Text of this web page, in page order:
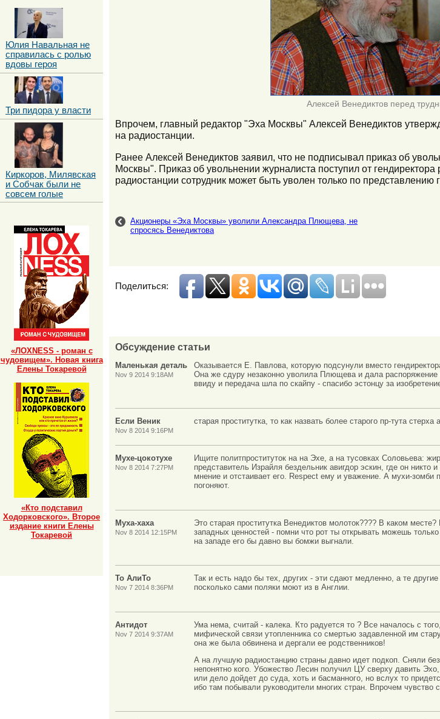
Алексей Венедиктов перед
Впрочем, главный редактор "Эха Москвы" Алексей Венедиктов
на радиостанции.
Ранее Алексей Венедиктов заявил, что не подписывал приказ об
Москвы". Приказ об увольнении журналиста поступил от
радиостанции сотрудник может быть уволен только по представлению
Акционеры «Эха Москвы» уволили Александра Плющева, не
спросясь Венедиктова
Поделиться:
Обсуждение статьи
Маленькая деталь
Nov 9 2014 9:18AM
Оказывается Е. Павлова, которую подсунули вместо
Она же сдуру незаконно уволила Плющева и дала
ввиду и передача шла по скайпу - спасибо эстонцу за
Если Веник
Nov 8 2014 9:16PM
старая проститутка, то как назвать более старого пр-тута
Мухе-цокотухе
Nov 8 2014 7:27PM
Ищите политпроституток на на Эхе, а на тусовках Соловьева:
представитель Израйля бездельник авигдор эскин, где он
мнение и отстаивает его. Respect ему и уважение. А мухи-зомби
погоняют.
Муха-хаха
Nov 8 2014 12:15PM
Это старая проститутка Венедиктов молоток???? В каком
западных ценностей - помни что рот ты открывать можешь
на западе его бы давно вы бомжи выгнали.
То АлиТо
Nov 7 2014 8:36PM
Так и есть надо бы тех, других - эти сдают медленно, а те
посколько сами поляки моют из в Англии.
Антидот
Nov 7 2014 9:37AM
Ума нема, считай - калека. Кто радуется то ? Все началось с
мифической связи утопленника со смертью задавленной им
она же была обвинена и дергали ее родственников!
А на лучшую радиостанцию страны давно идет подкоп. Сняли
непонятно кого. Убожество Лесин получил ЦУ сверху давить
или дело дойдет до суда, хоть и басманного, но вслух то
ибо там побывали руководители многих стран. Впрочем чувство
Юлия Навальная не
справилась с ролью
вдовы героя
Три пидора у власти
Киркоров, Милявская
и Собчак были не
совсем голые
«ЛОХNESS - роман с
чудовищем». Новая книга
Елены Токаревой
«Кто подставил
Ходорковского». Второе
издание книги Елены
Токаревой